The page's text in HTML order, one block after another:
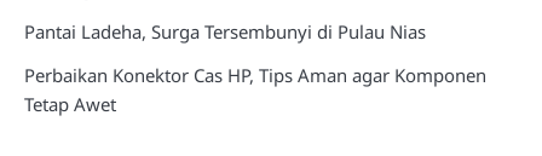
Pantai Ladeha, Surga Tersembunyi di Pulau Nias
Perbaikan Konektor Cas HP, Tips Aman agar Komponen
Tetap Awet